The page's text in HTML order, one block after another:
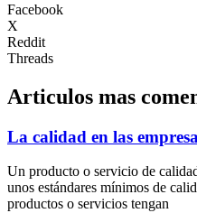
Facebook
X
Reddit
Threads
Articulos mas
La calidad en las
Un producto o servicio de
unos estándares mínimos de
productos o servicios tengan